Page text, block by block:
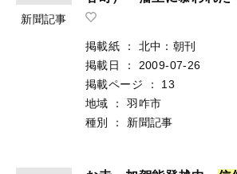
新聞記事
掲載紙 ：
北中：朝刊
掲載日
：
2009-07-26
掲載ページ
：
13
地域
：
羽咋市
種別
： 新聞記事